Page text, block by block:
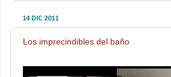
14 DIC 2011
Los imprecindibles del baño